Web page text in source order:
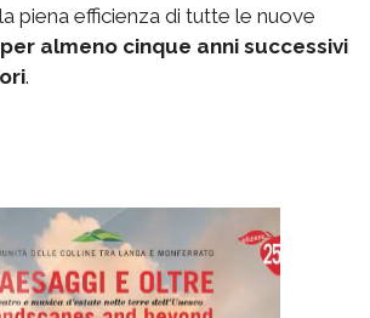
piena efficienza di tutte le nuove
per almeno cinque anni successivi
.